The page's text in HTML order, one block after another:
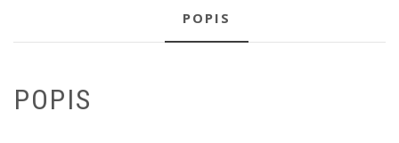
POPIS
POPIS